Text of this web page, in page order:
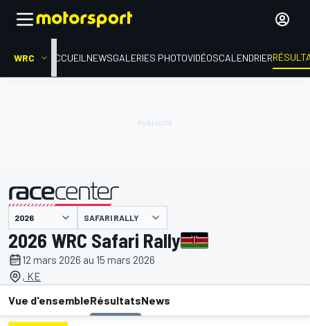
WRC ACCUEIL NEWSGALERIES PHOTOVIDÉOSCALENDRIER
présenté par SAFARI RALLY
2026 WRC Safari Rally
12 mars 2026 au 15 mars 2026
, KE
Vue d'ensembleRésultatsNews